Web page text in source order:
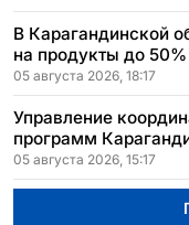
В Карагандинской
на продукты до 50%
05 августа 2026, 18:17
Управление
программ
расположения
05 августа 2026, 15:17